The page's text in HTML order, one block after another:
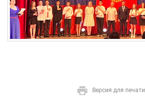
Версия для печати